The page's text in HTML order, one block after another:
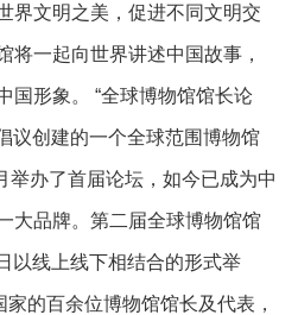
界文明之美，促进不同文明交
将一起向世界讲述中国故事，
国形象。 “全球博物馆馆长论
议创建的一个全球范围博物馆
举办了首届论坛，如今已成为中
大品牌。第二届全球博物馆馆
以线上线下相结合的形式举
的百余位博物馆馆长及代表，